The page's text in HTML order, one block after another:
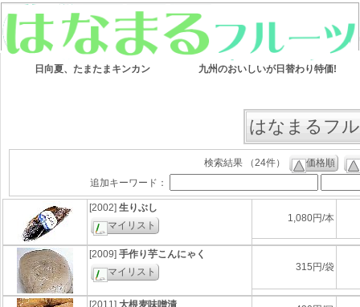
日向夏、たまたまキンカン 九州のおいしいが日替わり特価!
はなまるフ
検索結果 （24件）
価格順
追加キーワード：
[2002] 生りぶし
マイリスト
1,080円/本
[2009] 手作り芋こんにゃく
マイリスト
315円/袋
[2011] 大根麦味噌漬